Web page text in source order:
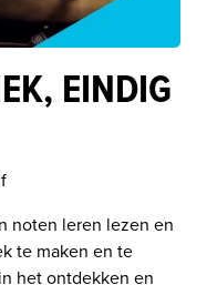
EINDIG
noten leren lezen en
te maken en te
het ontdekken en